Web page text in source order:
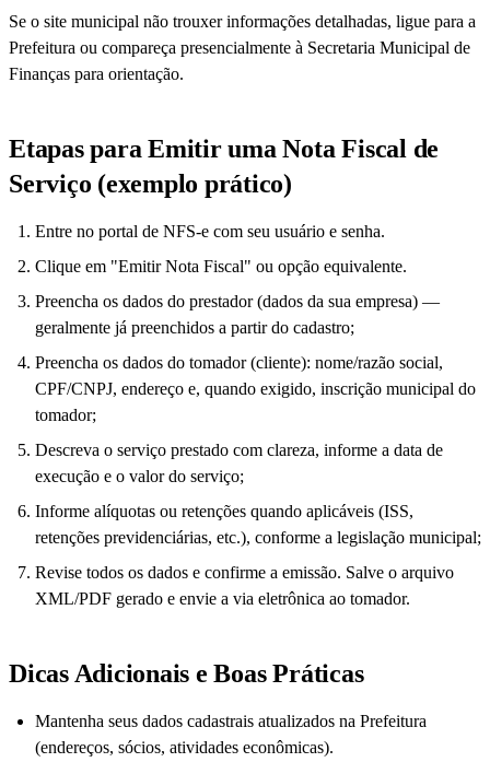
Se o site municipal não trouxer informações detalhadas, ligue para a
Prefeitura ou compareça presencialmente à Secretaria Municipal de
Finanças para orientação.
Etapas para Emitir uma Nota Fiscal de
Serviço (exemplo prático)
Entre no portal de NFS-e com seu usuário e senha.
Clique em "Emitir Nota Fiscal" ou opção equivalente.
Preencha os dados do prestador (dados da sua empresa) —
geralmente já preenchidos a partir do cadastro;
Preencha os dados do tomador (cliente): nome/razão social,
CPF/CNPJ, endereço e, quando exigido, inscrição municipal do
tomador;
Descreva o serviço prestado com clareza, informe a data de
execução e o valor do serviço;
Informe alíquotas ou retenções quando aplicáveis (ISS,
retenções previdenciárias, etc.), conforme a legislação municipal;
Revise todos os dados e confirme a emissão. Salve o arquivo
XML/PDF gerado e envie a via eletrônica ao tomador.
Dicas Adicionais e Boas Práticas
Mantenha seus dados cadastrais atualizados na Prefeitura
(endereços, sócios, atividades econômicas).